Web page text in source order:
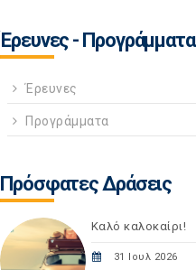
Έρευνες - Προγράμματα
Έρευνες
Προγράμματα
Πρόσφατες Δράσεις
Καλό καλοκαίρι!
31 Ιουλ 2026